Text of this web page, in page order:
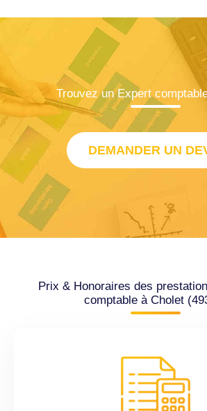
Trouvez un Expert
DEMANDER UN
Prix & Honoraires des
comptable à Cholet